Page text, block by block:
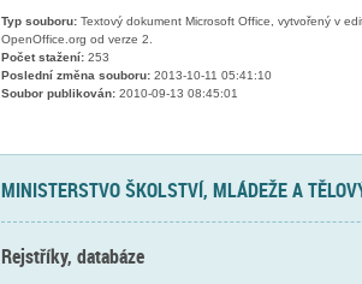
Typ souboru:Textový dokument Microsoft Office, vytvořený v
OpenOffice.org od verze 2.
Počet stažení:253
Poslední změna souboru:2013-10-11 05:41:10
Soubor publikován:2010-09-13 08:45:01
MINISTERSTVO ŠKOLSTVÍ, MLÁDEŽE A
Rejstříky, databáze